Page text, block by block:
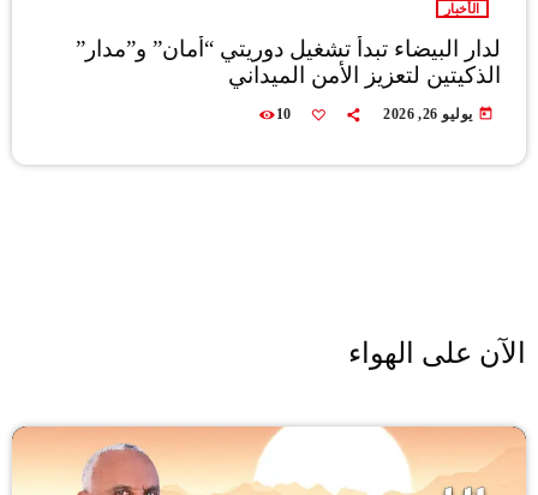
الأخبار
لدار البيضاء تبدأ تشغيل دوريتي “أمان” و”مدار”
الذكيتين لتعزيز الأمن الميداني
today يوليو 26, 2026 10
الآن على الهواء